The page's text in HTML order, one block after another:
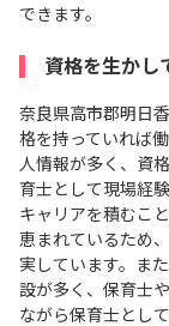
できます。
資格を生かし
奈良県高市郡明日
格を持っていれば
人情報が多く、資
育士として現場経
キャリアを積むこ
恵まれているため
実しています。ま
設が多く、保育士
ながら保育士とし